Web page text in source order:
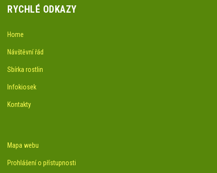
RYCHLÉ ODKAZY
Home
Návštěvní řád
Sbírka rostlin
Infokiosek
Kontakty
Mapa webu
Prohlášení o přístupnosti